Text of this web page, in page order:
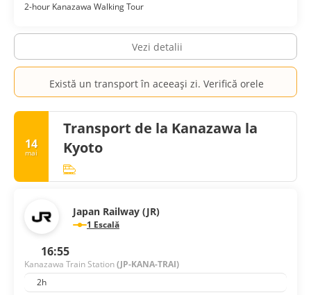
2-hour Kanazawa Walking Tour
Vezi detalii
Există un transport în aceeași zi. Verifică orele
14
mai
Transport de la Kanazawa la
Kyoto
Japan Railway (JR)
1 Escală
16:55
Kanazawa Train Station(JP-KANA-TRAI)
2h